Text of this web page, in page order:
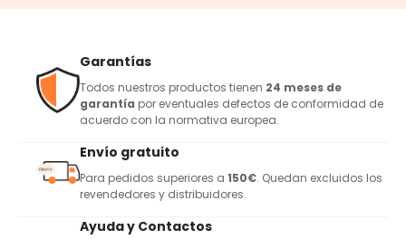
Garantías
Todos nuestros productos tienen 24 meses de
garantía por eventuales defectos de conformidad de
acuerdo con la normativa europea.
Envío gratuito
Para pedidos superiores a 150€. Quedan excluidos los
revendedores y distribuidores.
Ayuda y Contactos